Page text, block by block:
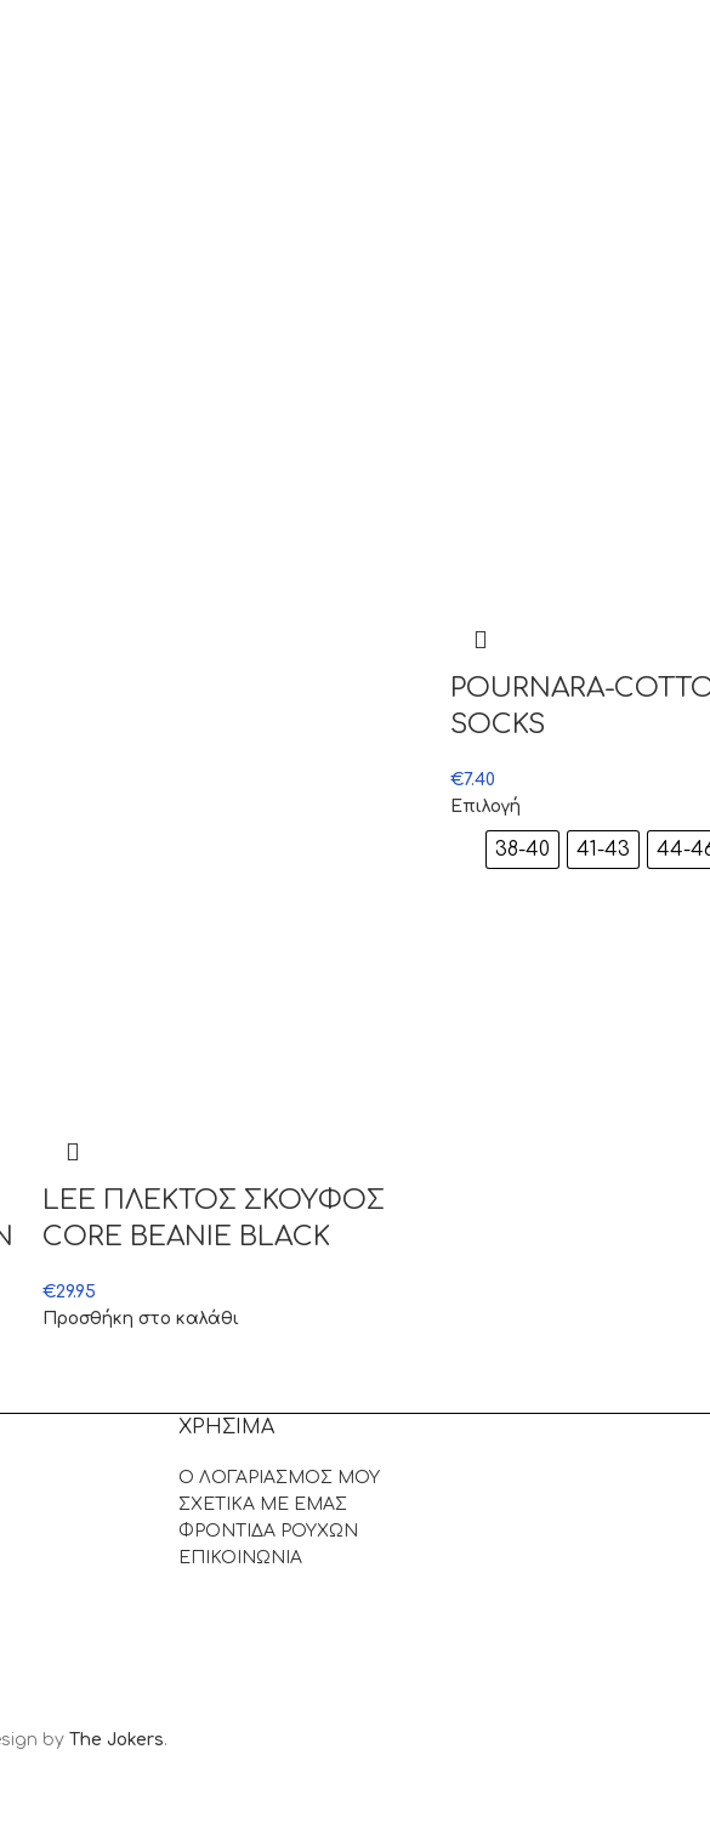
LEE ΠΛΕΚΤΟΣ ΣΚΟΥΦΟΣ
CORE BEANIE BLACK
€29.95
Προσθήκη στο καλάθι
POURNARA-
SOCKS
€7.40
Επιλογή
38-40 41-43 44-
ΧΡΗΣΙΜΑ
Ο ΛΟΓΑΡΙΑΣΜΟΣ ΜΟΥ
ΣΧΕΤΙΚΑ ΜΕ ΕΜΑΣ
ΦΡΟΝΤΙΔΑ ΡΟΥΧΩΝ
ΕΠΙΚΟΙΝΩΝΙΑ
by The Jokers.